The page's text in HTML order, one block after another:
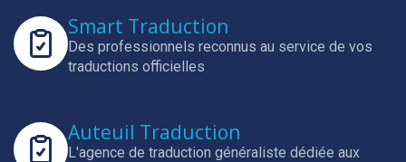
Smart Traduction
Des professionnels reconnus au service de vos
traductions officielles
Auteuil Traduction
L'agence de traduction généraliste dédiée aux